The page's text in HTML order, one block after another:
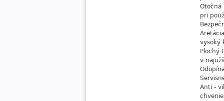
Otočná
pri
vysoký
Plochý
v
Anti -
chvenie